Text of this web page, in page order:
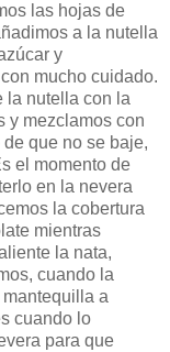
las hojas de
a la nutella
y
mucho cuidado.
la nutella con la
y mezclamos con
que no se baje,
el momento de
en la nevera
la cobertura
mientras
la nata,
cuando la
a
cuando lo
para que